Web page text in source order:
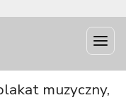
muzyczny,